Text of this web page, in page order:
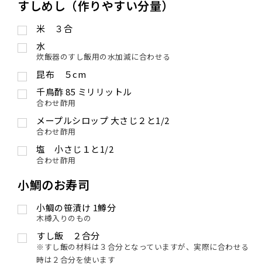
すしめし（作りやすい分量）
米 ３合
水
炊飯器のすし飯用の水加減に合わせる
昆布 ５cm
千鳥酢85 ミリリットル
合わせ酢用
メープルシロップ 大さじ２と1/2
合わせ酢用
塩 小さじ１と1/2
合わせ酢用
小鯛のお寿司
小鯛の笹漬け 1鱒分
木樽入りのもの
すし飯 ２合分
※すし飯の材料は３合分となっていますが、実際に合わせる
時は２合分を使います